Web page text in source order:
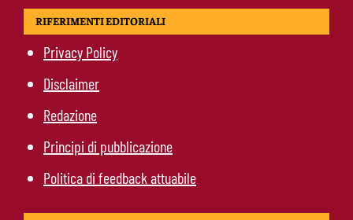
RIFERIMENTI EDITORIALI
Privacy Policy
Disclaimer
Redazione
Principi di pubblicazione
Politica di feedback attuabile